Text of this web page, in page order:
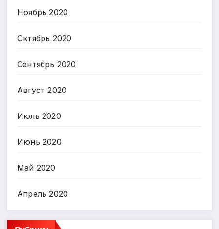
Ноябрь 2020
Октябрь 2020
Сентябрь 2020
Август 2020
Июль 2020
Июнь 2020
Май 2020
Апрель 2020